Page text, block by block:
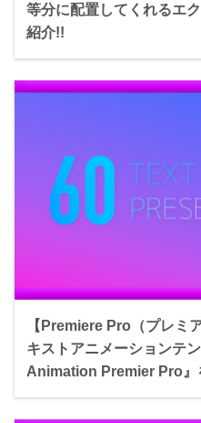
等分に配置してくれるエ
紹介!!
【Premiere Pro（プレミ
キストアニメーションテ
Animation Premier Pro』